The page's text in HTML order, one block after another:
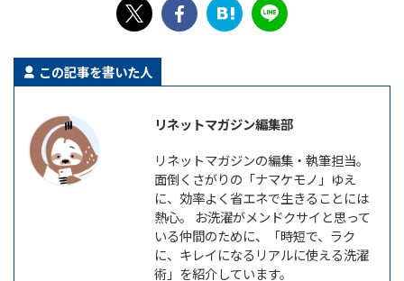
この記事を書いた人
リネットマガジン編集部
リネットマガジンの編集・執筆担当。
面倒くさがりの「ナマケモノ」ゆえ
に、効率よく省エネで生きることには
熱心。 お洗濯がメンドクサイと思って
いる仲間のために、「時短で、ラク
に、キレイになるリアルに使える洗濯
術」を紹介しています。